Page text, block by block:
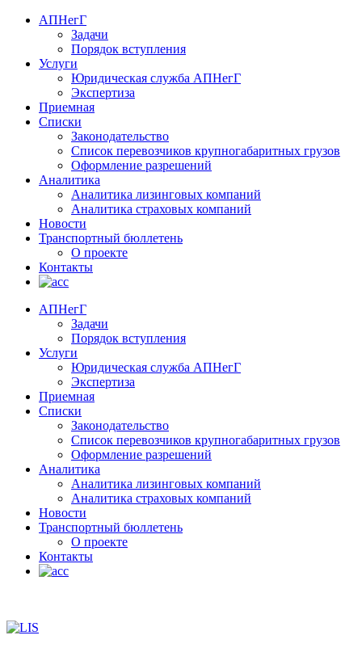
АПНегГ
Задачи
Порядок вступления
Услуги
Юридическая служба АПНегГ
Экспертиза
Приемная
Списки
Законодательство
Список перевозчиков крупногабаритных грузов
Оформление разрешений
Аналитика
Аналитика лизинговых компаний
Aналитика страховых компаний
Новости
Транспортный бюллетень
О проекте
Контакты
АПНегГ
Задачи
Порядок вступления
Услуги
Юридическая служба АПНегГ
Экспертиза
Приемная
Списки
Законодательство
Список перевозчиков крупногабаритных грузов
Оформление разрешений
Аналитика
Аналитика лизинговых компаний
Aналитика страховых компаний
Новости
Транспортный бюллетень
О проекте
Контакты